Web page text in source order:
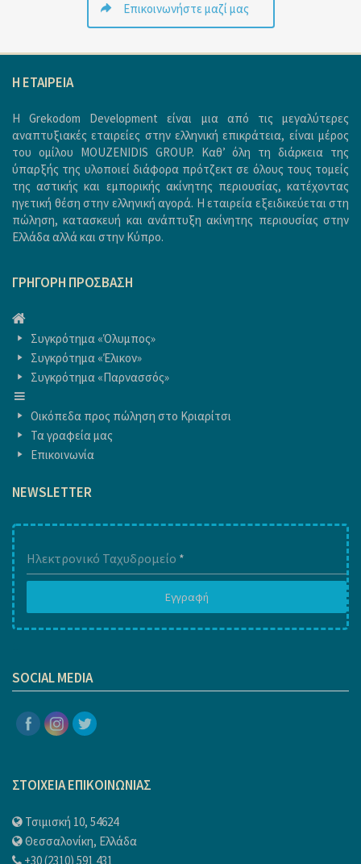
Επικοινωνήστε μαζί μας
H ΕΤΑΙΡΕΙΑ
Η Grekodom Development είναι μια από τις μεγαλύτερες
αναπτυξιακές εταιρείες στην ελληνική επικράτεια, είναι μέρος
του ομίλου MOUZENIDIS GROUP. Καθ’ όλη τη διάρκεια της
ύπαρξής της υλοποιεί διάφορα πρότζεκτ σε όλους τους τομείς
της αστικής και εμπορικής ακίνητης περιουσίας, κατέχοντας
ηγετική θέση στην ελληνική αγορά. Η εταιρεία εξειδικεύεται στη
πώληση, κατασκευή και ανάπτυξη ακίνητης περιουσίας στην
Ελλάδα αλλά και στην Κύπρο.
ΓΡΉΓΟΡΗ ΠΡΌΣΒΑΣΗ
ΑΡΧΙΚΗ
Συγκρότημα «Όλυμπος»
Συγκρότημα «Έλικον»
Συγκρότημα «Παρνασσός»
Οικόπεδα προς πώληση στο Κριαρίτσι
Τα γραφεία μας
Επικοινωνία
NEWSLETTER
Ηλεκτρονικό Ταχυδρομείο *
Εγγραφή
SOCIAL MEDIA
ΣΤΟΙΧΕΙΑ ΕΠΙΚΟΙΝΩΝΙΑΣ
Τσιμισκή 10, 54624
Θεσσαλονίκη, Ελλάδα
+30 (2310) 591 431